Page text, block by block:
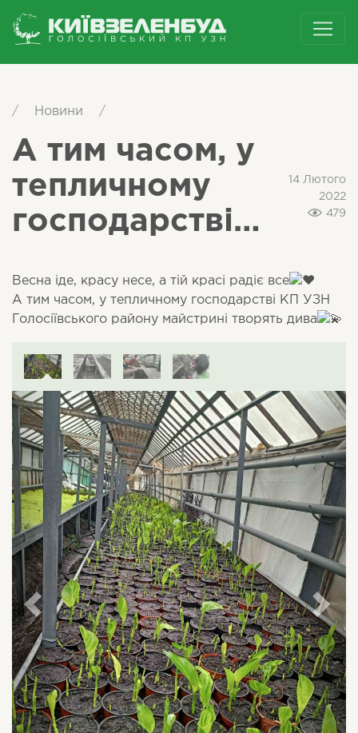
/ Новини /
А тим часом, у
тепличному
господарстві…
14 Лютого
2022
479
Весна іде, красу несе, а тій красі радіє все
А тим часом, у тепличному господарстві КП УЗН
Голосіївського району майстрині творять дива